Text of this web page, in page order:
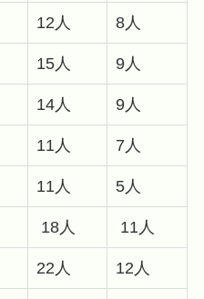
12人 8人
15人 9人
14人 9人
11人 7人
11人 5人
18人 11人
22人 12人